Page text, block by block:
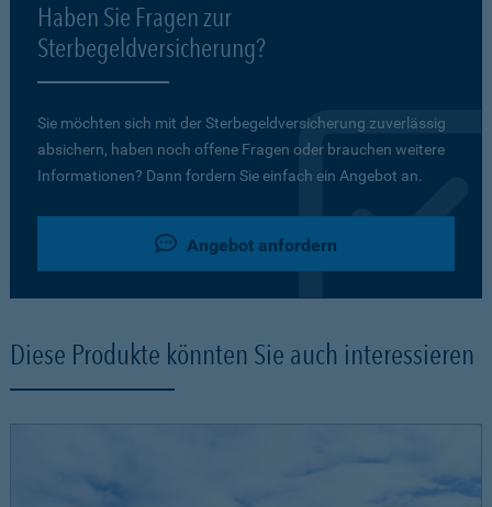
Haben Sie Fragen zur
Sterbegeldversicherung?
Sie möchten sich mit der Sterbegeldversicherung zuverlässig
absichern, haben noch offene Fragen oder brauchen weitere
Informationen? Dann fordern Sie einfach ein Angebot an.
Angebot anfordern
Diese Produkte könnten Sie auch interessieren